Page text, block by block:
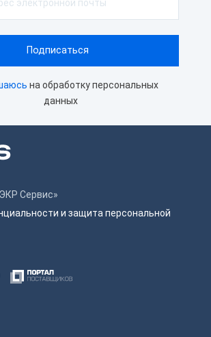
на обработку персональных
данных
Сервис»
и защита персональной